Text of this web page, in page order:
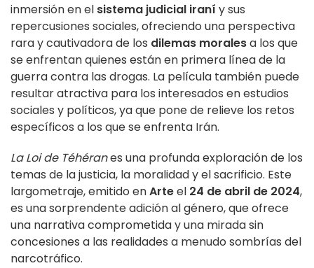
inmersión en el sistema judicial iraní y sus
repercusiones sociales, ofreciendo una perspectiva
rara y cautivadora de los dilemas moralesa los que
se enfrentan quienes están en primera línea de la
guerra contra las drogas. La película también puede
resultar atractiva para los interesados en estudios
sociales y políticos, ya que pone de relieve los retos
específicos a los que se enfrenta Irán.
La Loi de Téhéranes una profunda exploración de los
temas de la justicia, la moralidad y el sacrificio. Este
largometraje, emitido enArteel 24 de abril de 2024,
es una sorprendente adición al género, que ofrece
una narrativa comprometida y una mirada sin
concesiones a las realidades a menudo sombrías del
narcotráfico.